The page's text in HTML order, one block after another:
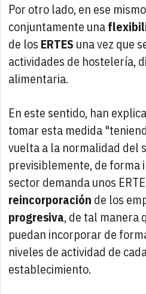
Por otro lado, en ese
conjuntamente una
de los ERTES una vez que
actividades de hostelería,
alimentaria.
En este sentido, han
tomar esta medida
vuelta a la normalidad del
previsiblemente, de forma
sector demanda unos
reincorporación de los
progresiva, de tal manera
puedan incorporar de
niveles de actividad de
establecimiento.